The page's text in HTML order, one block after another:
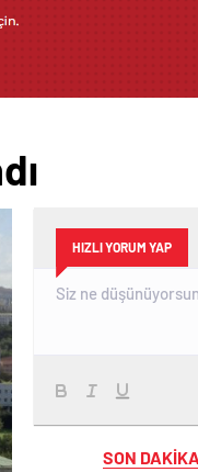
HIZLI YORUM YAP
SON DAKİKA